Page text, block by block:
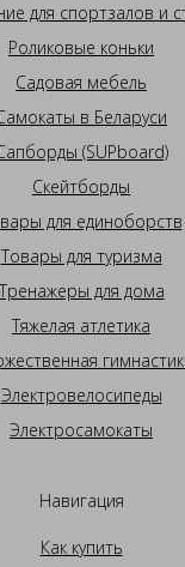
для спортзалов и
Роликовые коньки
Садовая мебель
в Беларуси
(SUPboard)
Скейтборды
для единоборств
Товары для туризма
Тренажеры для дома
Тяжелая атлетика
Электровелосипеды
Электросамокаты
Навигация
Как купить